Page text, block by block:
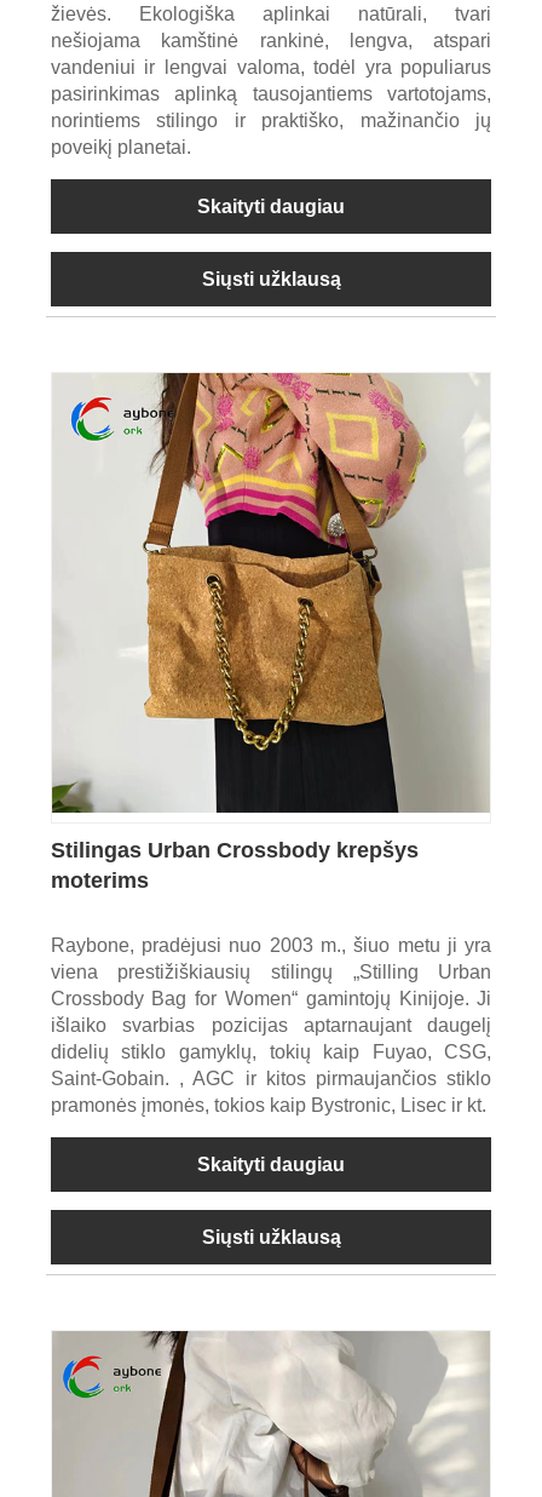
žievės. Ekologiška aplinkai natūrali, tvari
nešiojama kamštinė rankinė, lengva, atspari
vandeniui ir lengvai valoma, todėl yra populiarus
pasirinkimas aplinką tausojantiems vartotojams,
norintiems stilingo ir praktiško, mažinančio jų
poveikį planetai.
Skaityti daugiau
Siųsti užklausą
Stilingas Urban Crossbody krepšys
moterims
Raybone, pradėjusi nuo 2003 m., šiuo metu ji yra
viena prestižiškiausių stilingų „Stilling Urban
Crossbody Bag for Women“ gamintojų Kinijoje. Ji
išlaiko svarbias pozicijas aptarnaujant daugelį
didelių stiklo gamyklų, tokių kaip Fuyao, CSG,
Saint-Gobain. , AGC ir kitos pirmaujančios stiklo
pramonės įmonės, tokios kaip Bystronic, Lisec ir kt.
Skaityti daugiau
Siųsti užklausą